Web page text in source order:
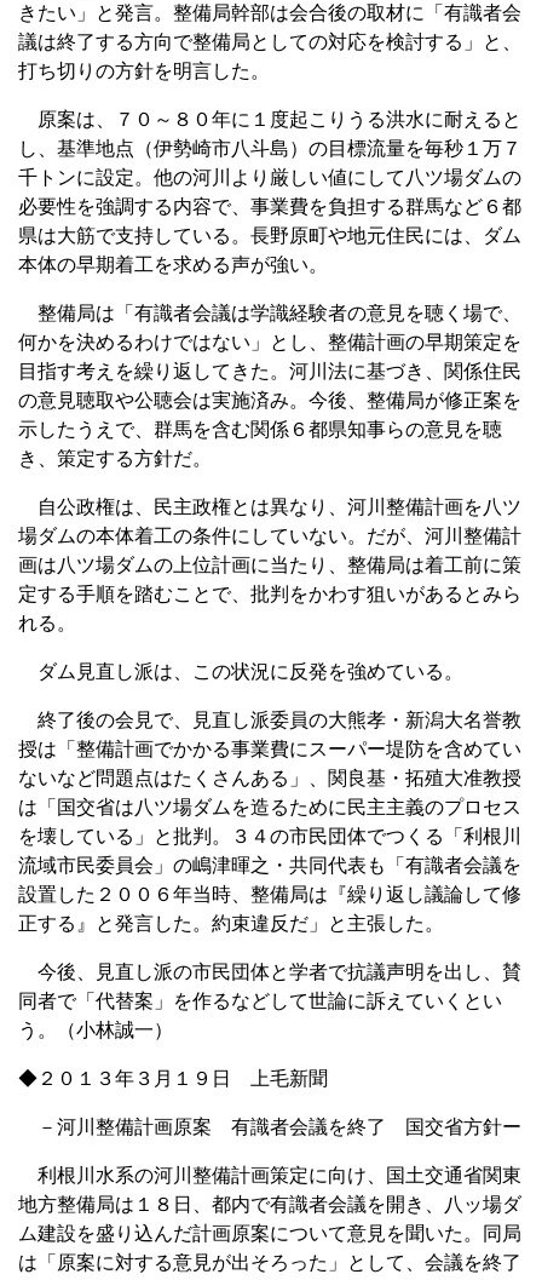
きたい」と発言。整備局幹部は会合後の取材に「有識者会
議は終了する方向で整備局としての対応を検討する」と、
打ち切りの方針を明言した。
原案は、７０～８０年に１度起こりうる洪水に耐えると
し、基準地点（伊勢崎市八斗島）の目標流量を毎秒１万７
千トンに設定。他の河川より厳しい値にして八ツ場ダムの
必要性を強調する内容で、事業費を負担する群馬など６都
県は大筋で支持している。長野原町や地元住民には、ダム
本体の早期着工を求める声が強い。
整備局は「有識者会議は学識経験者の意見を聴く場で、
何かを決めるわけではない」とし、整備計画の早期策定を
目指す考えを繰り返してきた。河川法に基づき、関係住民
の意見聴取や公聴会は実施済み。今後、整備局が修正案を
示したうえで、群馬を含む関係６都県知事らの意見を聴
き、策定する方針だ。
自公政権は、民主政権とは異なり、河川整備計画を八ツ
場ダムの本体着工の条件にしていない。だが、河川整備計
画は八ツ場ダムの上位計画に当たり、整備局は着工前に策
定する手順を踏むことで、批判をかわす狙いがあるとみら
れる。
ダム見直し派は、この状況に反発を強めている。
終了後の会見で、見直し派委員の大熊孝・新潟大名誉教
授は「整備計画でかかる事業費にスーパー堤防を含めてい
ないなど問題点はたくさんある」、関良基・拓殖大准教授
は「国交省は八ツ場ダムを造るために民主主義のプロセス
を壊している」と批判。３４の市民団体でつくる「利根川
流域市民委員会」の嶋津暉之・共同代表も「有識者会議を
設置した２００６年当時、整備局は『繰り返し議論して修
正する』と発言した。約束違反だ」と主張した。
今後、見直し派の市民団体と学者で抗議声明を出し、賛
同者で「代替案」を作るなどして世論に訴えていくとい
う。（小林誠一）
◆２０１３年３月１９日 上毛新聞
－河川整備計画原案 有識者会議を終了 国交省方針ー
利根川水系の河川整備計画策定に向け、国土交通省関東
地方整備局は１８日、都内で有識者会議を開き、八ッ場ダ
ム建設を盛り込んだ計画原案について意見を聞いた。同局
は「原案に対する意見が出そろった」として、会議を終了